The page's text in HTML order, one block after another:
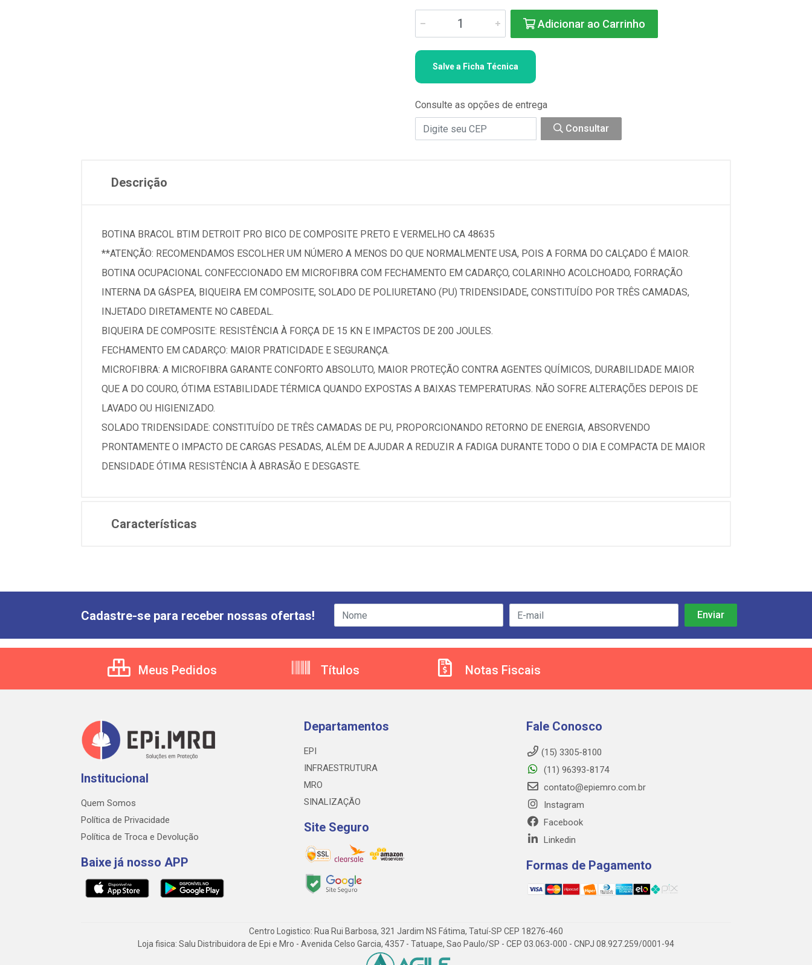
Adicionar ao Carrinho
Salve a Ficha Técnica
Consulte as opções de entrega
Consultar
Descrição
BOTINA BRACOL BTIM DETROIT PRO BICO DE COMPOSITE PRETO E VERMELHO CA 48635
**ATENÇÃO: RECOMENDAMOS ESCOLHER UM NÚMERO A MENOS DO QUE NORMALMENTE USA, POIS A FORMA DO CALÇADO É MAIOR.
BOTINA OCUPACIONAL CONFECCIONADO EM MICROFIBRA COM FECHAMENTO EM CADARÇO, COLARINHO ACOLCHOADO, FORRAÇÃO
INTERNA DA GÁSPEA, BIQUEIRA EM COMPOSITE, SOLADO DE POLIURETANO (PU) TRIDENSIDADE, CONSTITUÍDO POR TRÊS CAMADAS,
INJETADO DIRETAMENTE NO CABEDAL.
BIQUEIRA DE COMPOSITE: RESISTÊNCIA À FORÇA DE 15 KN E IMPACTOS DE 200 JOULES.
FECHAMENTO EM CADARÇO: MAIOR PRATICIDADE E SEGURANÇA.
MICROFIBRA: A MICROFIBRA GARANTE CONFORTO ABSOLUTO, MAIOR PROTEÇÃO CONTRA AGENTES QUÍMICOS, DURABILIDADE MAIOR
QUE A DO COURO, ÓTIMA ESTABILIDADE TÉRMICA QUANDO EXPOSTAS A BAIXAS TEMPERATURAS. NÃO SOFRE ALTERAÇÕES DEPOIS DE
LAVADO OU HIGIENIZADO.
SOLADO TRIDENSIDADE: CONSTITUÍDO DE TRÊS CAMADAS DE PU, PROPORCIONANDO RETORNO DE ENERGIA, ABSORVENDO
PRONTAMENTE O IMPACTO DE CARGAS PESADAS, ALÉM DE AJUDAR A REDUZIR A FADIGA DURANTE TODO O DIA E COMPACTA DE MAIOR
DENSIDADE ÓTIMA RESISTÊNCIA À ABRASÃO E DESGASTE.
Características
Cadastre-se para receber nossas ofertas!
Meus Pedidos Títulos Notas Fiscais
Institucional
Quem Somos
Política de Privacidade
Política de Troca e Devolução
Baixe já nosso APP
Departamentos
EPI
INFRAESTRUTURA
MRO
SINALIZAÇÃO
Site Seguro
Fale Conosco
(15) 3305-8100
(11) 96393-8174
contato@epiemro.com.br
Instagram
Facebook
Linkedin
Formas de Pagamento
Centro Logistico: Rua Rui Barbosa, 321 Jardim NS Fátima, Tatuí-SP CEP 18276-460
Loja fisica: Salu Distribuidora de Epi e Mro - Avenida Celso Garcia, 4357 - Tatuape, Sao Paulo/SP - CEP 03.063-000 - CNPJ 08.927.259/0001-94